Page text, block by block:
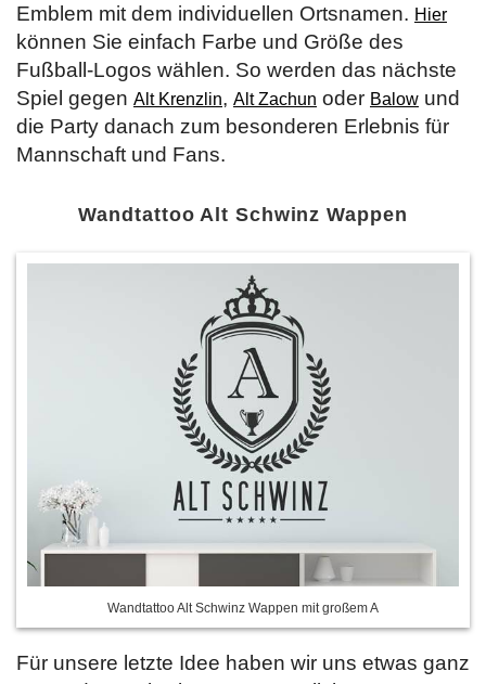
Emblem mit dem individuellen Ortsnamen. Hier
können Sie einfach Farbe und Größe des
Fußball-Logos wählen. So werden das nächste
Spiel gegen Alt Krenzlin, Alt Zachun oder Balow und
die Party danach zum besonderen Erlebnis für
Mannschaft und Fans.
Wandtattoo Alt Schwinz Wappen
Wandtattoo Alt Schwinz Wappen mit großem A
Für unsere letzte Idee haben wir uns etwas ganz